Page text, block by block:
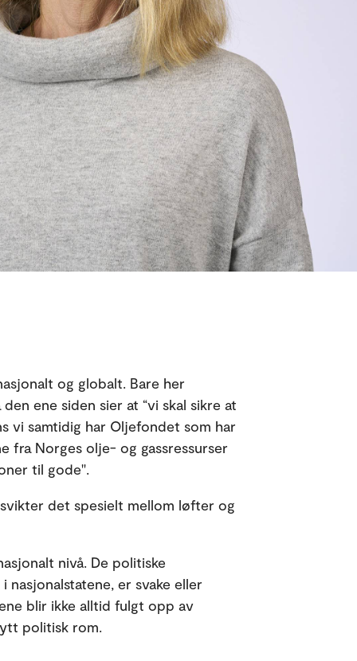
og globalt. Bare her
ene siden sier at “vi skal sikre at
vi samtidig har Oljefondet som har
fra Norges olje- og gassressurser
til gode".
det spesielt mellom løfter og
nivå. De politiske
nasjonalstatene, er svake eller
blir ikke alltid fulgt opp av
politisk rom.